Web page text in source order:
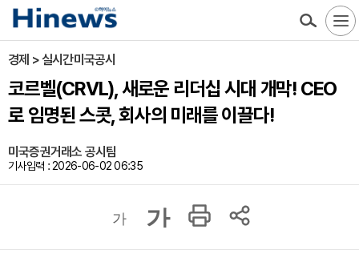
경제 > 실시간미국공시
코르벨(CRVL), 새로운 리더십 시대 개막! CEO
로 임명된 스콧, 회사의 미래를 이끌다!
미국증권거래소 공시팀
기사입력 : 2026-06-02 06:35
가 가